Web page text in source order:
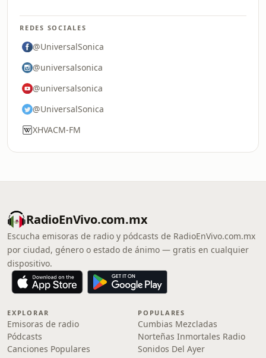
REDES SOCIALES
@UniversalSonica
@universalsonica
@universalsonica
@UniversalSonica
XHVACM-FM
RadioEnVivo.com.mx
Escucha emisoras de radio y pódcasts de RadioEnVivo.com.mx
por ciudad, género o estado de ánimo — gratis en cualquier
dispositivo.
EXPLORAR
Emisoras de radio
Pódcasts
Canciones Populares
POPULARES
Cumbias Mezcladas
Norteñas Inmortales Radio
Sonidos Del Ayer